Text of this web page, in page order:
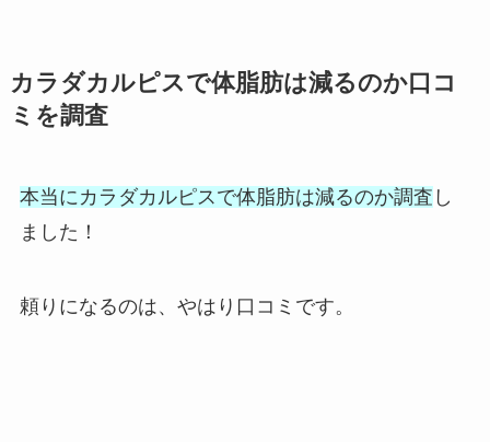
カラダカルピスで体脂肪は減るのか口コ
ミを調査
本当にカラダカルピスで体脂肪は減るのか調査 し
ました！
頼りになるのは、やはり口コミです。